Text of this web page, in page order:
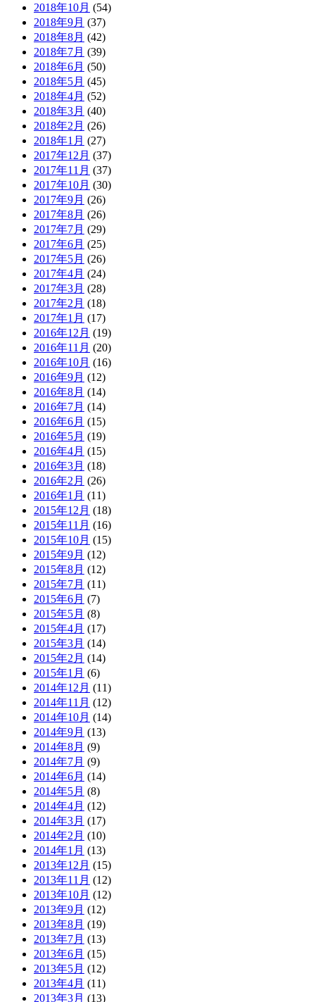
2018年10月 (54)
2018年9月 (37)
2018年8月 (42)
2018年7月 (39)
2018年6月 (50)
2018年5月 (45)
2018年4月 (52)
2018年3月 (40)
2018年2月 (26)
2018年1月 (27)
2017年12月 (37)
2017年11月 (37)
2017年10月 (30)
2017年9月 (26)
2017年8月 (26)
2017年7月 (29)
2017年6月 (25)
2017年5月 (26)
2017年4月 (24)
2017年3月 (28)
2017年2月 (18)
2017年1月 (17)
2016年12月 (19)
2016年11月 (20)
2016年10月 (16)
2016年9月 (12)
2016年8月 (14)
2016年7月 (14)
2016年6月 (15)
2016年5月 (19)
2016年4月 (15)
2016年3月 (18)
2016年2月 (26)
2016年1月 (11)
2015年12月 (18)
2015年11月 (16)
2015年10月 (15)
2015年9月 (12)
2015年8月 (12)
2015年7月 (11)
2015年6月 (7)
2015年5月 (8)
2015年4月 (17)
2015年3月 (14)
2015年2月 (14)
2015年1月 (6)
2014年12月 (11)
2014年11月 (12)
2014年10月 (14)
2014年9月 (13)
2014年8月 (9)
2014年7月 (9)
2014年6月 (14)
2014年5月 (8)
2014年4月 (12)
2014年3月 (17)
2014年2月 (10)
2014年1月 (13)
2013年12月 (15)
2013年11月 (12)
2013年10月 (12)
2013年9月 (12)
2013年8月 (19)
2013年7月 (13)
2013年6月 (15)
2013年5月 (12)
2013年4月 (11)
2013年3月 (13)